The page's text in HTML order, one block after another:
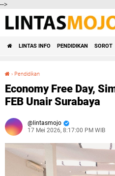
-->
LINTAS INFO PENDIDIKAN SOROT
› Pendidikan
Economy Free Day,
FEB Unair Surabaya
lintasmojo
17 Mei 2026, 8:17:00 PM WIB